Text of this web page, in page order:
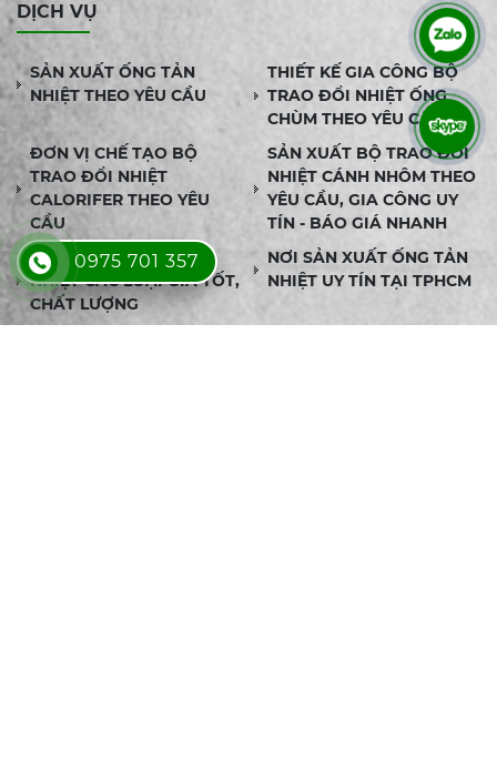
DỊCH VỤ
SẢN XUẤT ỐNG TẢN
NHIỆT THEO YÊU CẦU
THIẾT KẾ GIA CÔNG BỘ
TRAO ĐỔI NHIỆT ỐNG
CHÙM THEO YÊU CẦU
ĐƠN VỊ CHẾ TẠO BỘ
TRAO ĐỔI NHIỆT
CALORIFER THEO YÊU
CẦU
SẢN XUẤT BỘ TRAO ĐỔI
NHIỆT CÁNH NHÔM THEO
YÊU CẦU, GIA CÔNG UY
TÍN - BÁO GIÁ NHANH
CUNG CẤP ỐNG TẢN
NHIỆT CÁC LOẠI GIÁ TỐT,
CHẤT LƯỢNG
NƠI SẢN XUẤT ỐNG TẢN
NHIỆT UY TÍN TẠI TPHCM
0975 701 357